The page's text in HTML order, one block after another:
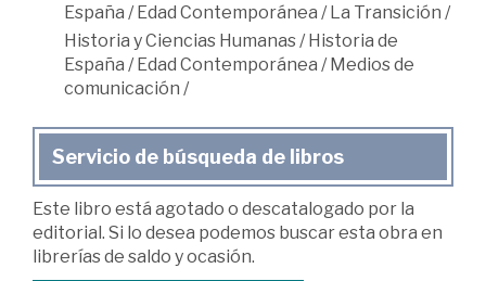
España /Edad Contemporánea /La Transición /
Historia y Ciencias Humanas/Historia de
España /Edad Contemporánea /Medios de
comunicación /
Servicio de búsqueda de libros
Este libro está agotado o descatalogado por la
editorial. Si lo desea podemos buscar esta obra en
librerías de saldo y ocasión.